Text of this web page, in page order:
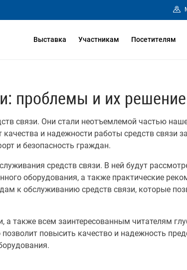
Выставка Участникам Посетителям
проблемы и их решение
связи. Они стали неотъемлемой частью
и надежности работы средств связи
и безопасность граждан.
средств связи. В ней будут
оборудования, а также практические
к обслуживанию средств связи, которые
также всем заинтересованным читателям
повысить качество и надежность